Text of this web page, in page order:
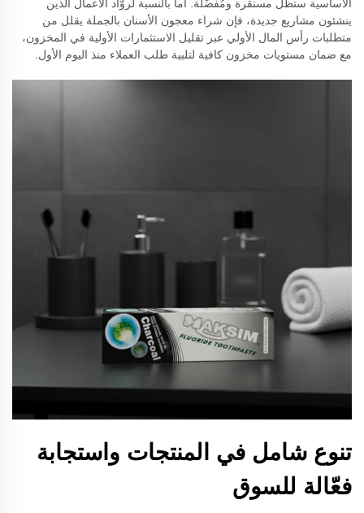
الأساسية ستظل مستقرة ومُفضَّلة. أما بالنسبة لروّاد الأعمال الذين
ينشئون مشاريع جديدة، فإن شراء معجون الأسنان بالجملة يقلل من
متطلبات رأس المال الأولي عبر تقليل الاستثمارات الأولية في المخزون،
مع ضمان مستويات مخزون كافية لتلبية طلب العملاء منذ اليوم الأول.
تنوع شامل في المنتجات واستجابة
فعّالة للسوق